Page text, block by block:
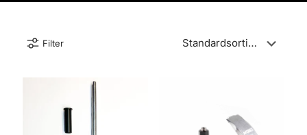
Filter